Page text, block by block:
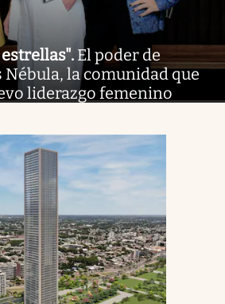
. El poder de
Nébula, la comunidad que
liderazgo femenino